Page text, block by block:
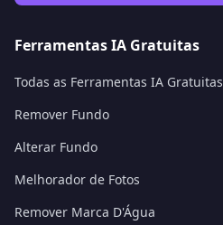
Ferramentas IA Gratuitas
Todas as Ferramentas IA Gratuitas
Remover Fundo
Alterar Fundo
Melhorador de Fotos
Remover Marca D'Água